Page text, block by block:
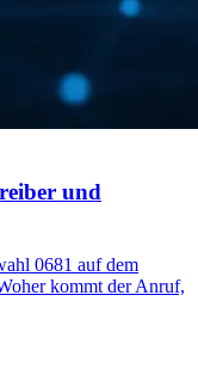
und
0681 auf dem
kommt der Anruf,